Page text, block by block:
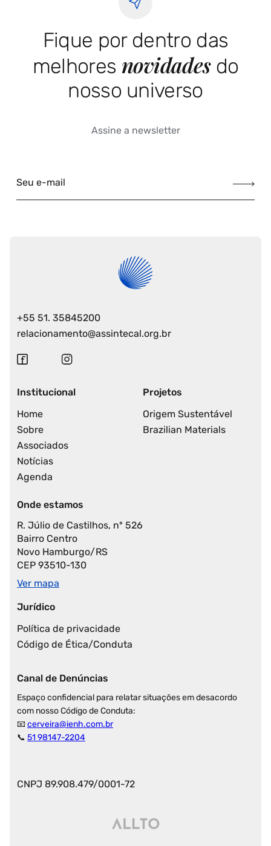
Fique por dentro das
melhores novidadesdo
nosso universo
Assine a newsletter
Seu e-mail
+55 51. 35845200
relacionamento@assintecal.org.br
Institucional
Home
Sobre
Associados
Notícias
Agenda
Projetos
Origem Sustentável
Brazilian Materials
Onde estamos
R. Júlio de Castilhos, nº 526
Bairro Centro
Novo Hamburgo/RS
CEP 93510-130
Ver mapa
Jurídico
Política de privacidade
Código de Ética/Conduta
Canal de Denúncias
Espaço confidencial para relatar situações em desacordo
com nosso Código de Conduta:
📧cerveira@ienh.com.br
📞 51 98147-2204
CNPJ 89.908.479/0001-72